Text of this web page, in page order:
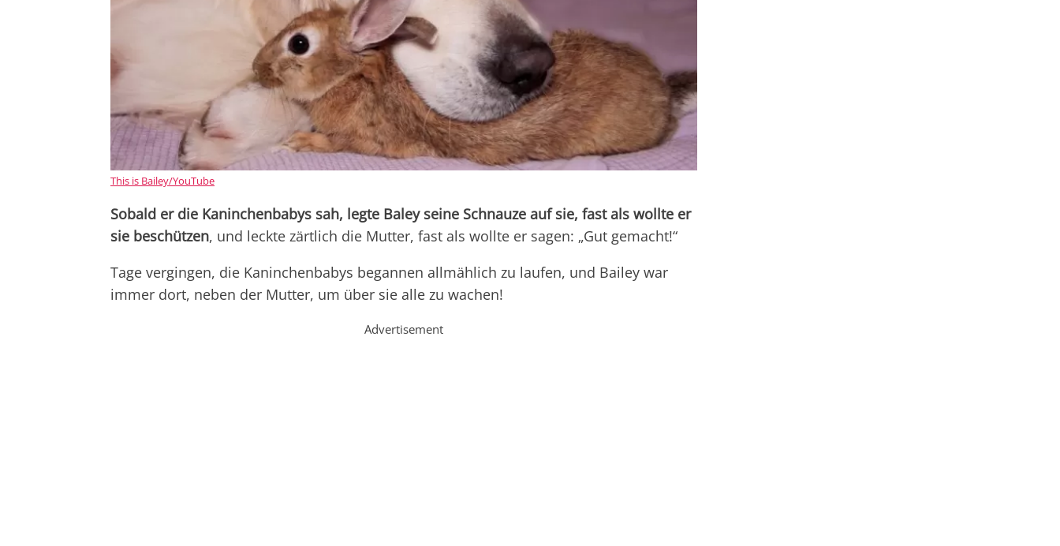
This is Bailey/YouTube
Sobald er die Kaninchenbabys sah, legte Baley seine Schnauze auf sie, fast als wollte er
sie beschützen, und leckte zärtlich die Mutter, fast als wollte er sagen: „Gut gemacht!“
Tage vergingen, die Kaninchenbabys begannen allmählich zu laufen, und Bailey war
immer dort, neben der Mutter, um über sie alle zu wachen!
Advertisement